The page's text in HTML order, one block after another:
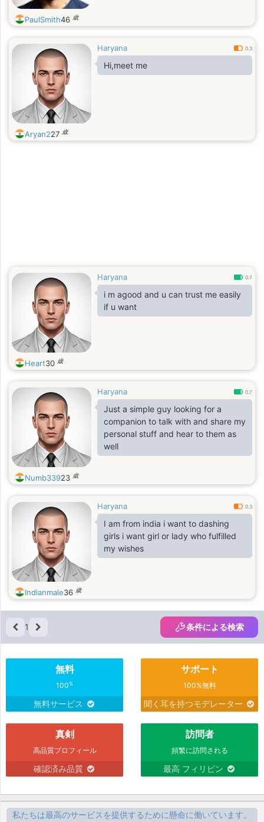
PaulSmith46 歳
Haryana 0.3
Hi,meet me
Aryan227 歳
Haryana 0.7
i m agood and u can trust me easily
if u want
Heart30 歳
Haryana 0.7
Just a simple guy looking for a
companion to talk with and share my
personal stuff and hear to them as
well
Numb33923 歳
Haryana 0.3
I am from india i want to dashing
girls i want girl or lady who fulfilled
my wishes
Indianmale36 歳
1 条件による検索
無料
100%
無料サービス
サポート
100%無料
聞く耳を持つモデレーター
真剣
高品質プロフィール
確認済み品質
訪問者
頻繁に訪問される
最高 フィリピン
私たちは最高のサービスを提供するために懸命に働いています。